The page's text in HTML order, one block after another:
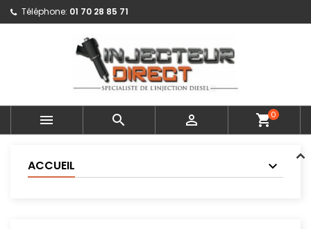
Téléphone: 01 70 28 85 71
   shopping_cart0
ACCUEIL